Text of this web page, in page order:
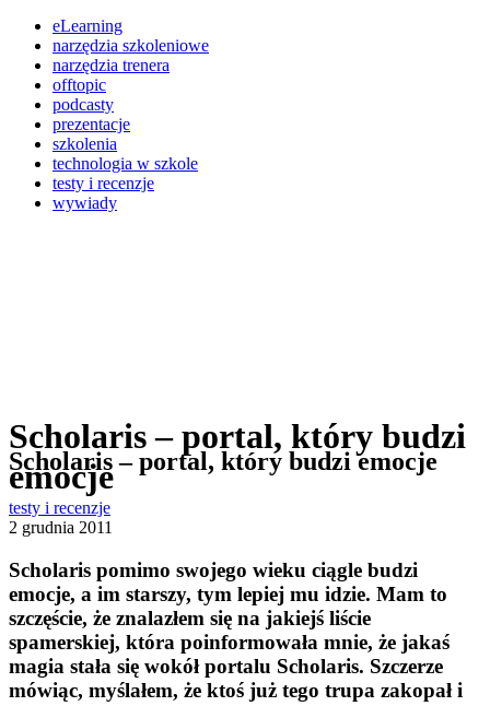
eLearning
narzędzia szkoleniowe
narzędzia trenera
offtopic
podcasty
prezentacje
szkolenia
technologia w szkole
testy i recenzje
wywiady
Scholaris – portal, który budzi
emocje
Scholaris – portal, który budzi emocje
testy i recenzje
2 grudnia 2011
Scholaris pomimo swojego wieku ciągle budzi
emocje, a im starszy, tym lepiej mu idzie. Mam to
szczęście, że znalazłem się na jakiejś liście
spamerskiej, która poinformowała mnie, że jakaś
magia stała się wokół portalu Scholaris. Szczerze
mówiąc, myślałem, że ktoś już tego trupa zakopał i